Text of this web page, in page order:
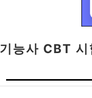
기능사 CBT